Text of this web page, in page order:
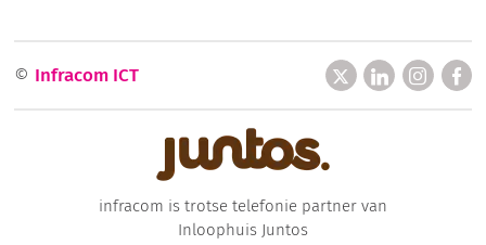
© Infracom ICT
infracom is trotse telefonie partner van
Inloophuis Juntos